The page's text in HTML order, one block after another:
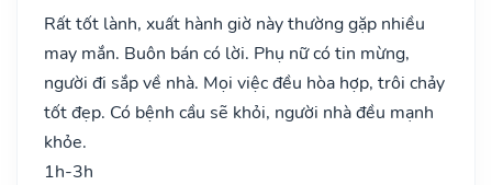
Rất tốt lành, xuất hành giờ này thường gặp nhiều
may mắn. Buôn bán có lời. Phụ nữ có tin mừng,
người đi sắp về nhà. Mọi việc đều hòa hợp, trôi chảy
tốt đẹp. Có bệnh cầu sẽ khỏi, người nhà đều mạnh
khỏe.
1h-3h